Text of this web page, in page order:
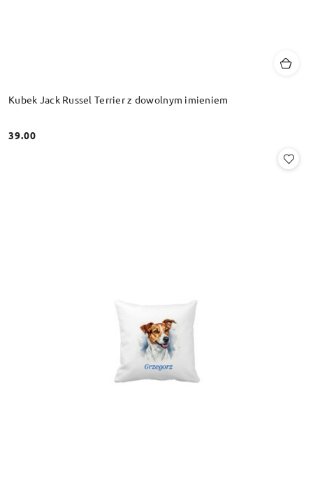
Kubek Jack Russel Terrier z dowolnym imieniem
Cena:
39.00